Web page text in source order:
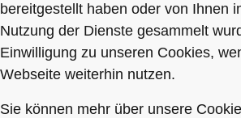
bereitgestellt haben oder von Ihnen
Nutzung der Dienste gesammelt
Einwilligung zu unseren Cookies,
Webseite weiterhin nutzen.
Sie können mehr über unsere